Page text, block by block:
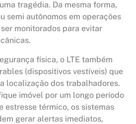
tragédia. Da mesma forma,
semi autônomos em operações
monitorados para evitar
física, o LTE também
(dispositivos vestíveis) que
localização dos trabalhadores.
imóvel por um longo período
estresse térmico, os sistemas
gerar alertas imediatos,